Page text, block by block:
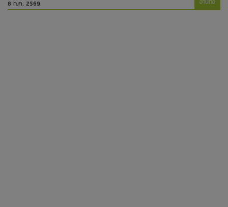
8 ก.ค. 2569 อ่านต่อ